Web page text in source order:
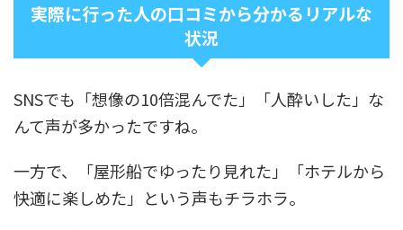
実際に行った人の口コミから分かるリアルな
状況
SNSでも「想像の10倍混んでた」「人酔いした」な
んて声が多かったですね。
一方で、「屋形船でゆったり見れた」「ホテルから
快適に楽しめた」という声もチラホラ。